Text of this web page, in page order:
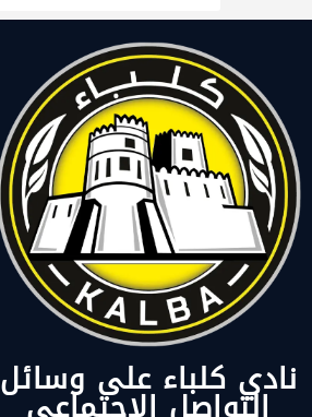
نادي كلباء على وسائل